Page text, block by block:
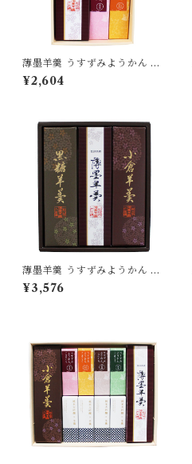
薄墨羊羹 うすずみようかん 小
棹 一口ようかん こざくら 詰合
せ セット 【送料無料】 [yoka
¥2,604
薄墨羊羹 うすずみようかん 小
棹 3本入り 詰合せ セット 【送
料無料】 yokan-ko-set03
¥3,576